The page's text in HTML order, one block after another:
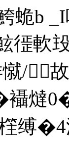
蛫b
徰軟
/
燵
�4涡